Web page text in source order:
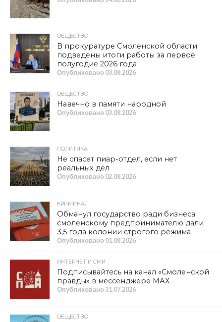
ОБЩЕСТВО
В прокуратуре Смоленской области
подведены итоги работы за первое
полугодие 2026 года
Опубликовано 03.08.2026
ОБЩЕСТВО
Навечно в памяти народной
Опубликовано 03.08.2026
ПОЛИТИКА
Не спасет пиар-отдел, если нет
реальных дел
Опубликовано 02.08.2026
КРИМИНАЛ
Обманул государство ради бизнеса:
смоленскому предпринимателю дали
3,5 года колонии строгого режима
Опубликовано 01.08.2026
ИНТЕРНЕТ И СМИ
Подписывайтесь на канал «Смоленской
правды» в мессенджере МАХ
Опубликовано31.07.2026
ОБЩЕСТВО